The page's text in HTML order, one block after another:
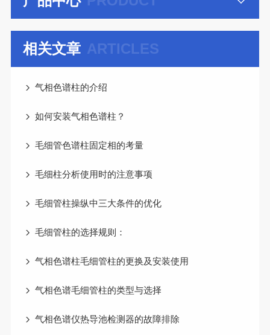
ARTICLES
相关文章
气相色谱柱的介绍
如何安装气相色谱柱？
毛细管色谱柱固定相的考量
毛细柱分析使用时的注意事项
毛细管柱操纵中三大条件的优化
毛细管柱的选择规则：
气相色谱柱毛细管柱的更换及安装使用
气相色谱毛细管柱的类型与选择
气相色谱仪热导池检测器的故障排除